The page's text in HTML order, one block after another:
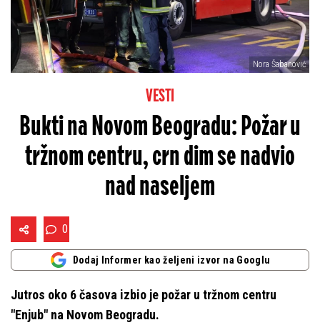
Nora Šabanović
VESTI
Bukti na Novom Beogradu: Požar u
tržnom centru, crn dim se nadvio
nad naseljem
0
Dodaj Informer kao željeni izvor na Googlu
Jutros oko 6 časova izbio je požar u tržnom centru
"Enjub" na Novom Beogradu.